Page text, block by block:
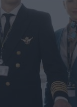
EL PATRIMONIO
GESTIÓN DE SUS
EN SU ÚLTIMA CAMPAÑA
DE MARCA A LARGO PLAZO
HOTELS & RESORTS